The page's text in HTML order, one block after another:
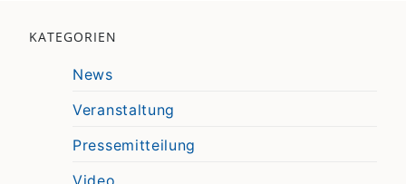
KATEGORIEN
News
Veranstaltung
Pressemitteilung
Video